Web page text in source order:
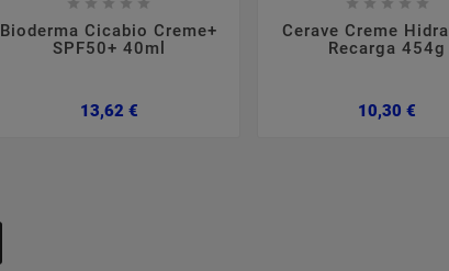
    
Bioderma Cicabio Creme+
SPF50+ 40ml
13,62 €Preço
    
Cerave Creme
Recarga 454g
10,30 €